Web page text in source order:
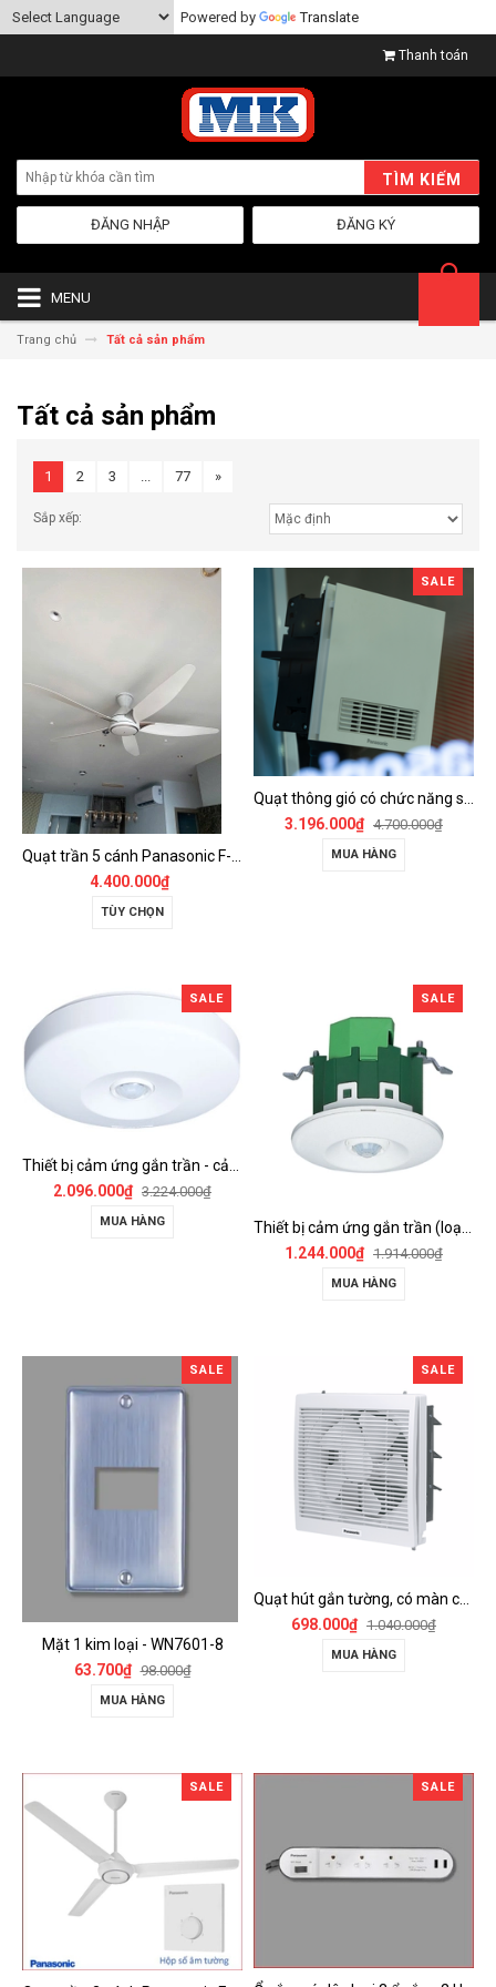
Powered by Translate
Thanh toán
TÌM KIẾM
ĐĂNG KÝ
ĐĂNG NHẬP
MENU
Trang chủ Tất cả sản phẩm
Tất cả sản phẩm
Sắp xếp:
1 2 3 ... 77 »
4.400.000₫
TÙY CHỌN
SALE
Quạt thông gió có chức năng sưởi ấm, dùng cho phòng tắm - FV-30BZ1
3.196.000₫ 4.700.000₫
MUA HÀNG
SALE
2.096.000₫ 3.224.000₫
MUA HÀNG
SALE
1.244.000₫ 1.914.000₫
MUA HÀNG
SALE
Mặt 1 kim loại - WN7601-8
63.700₫ 98.000₫
MUA HÀNG
SALE
698.000₫ 1.040.000₫
MUA HÀNG
SALE SALE